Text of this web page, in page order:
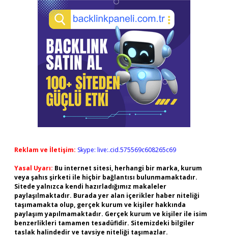
Reklam ve İletişim: Skype: live:.cid.575569c608265c69
Yasal Uyarı: Bu internet sitesi, herhangi bir marka, kurum
veya şahıs şirketi ile hiçbir bağlantısı bulunmamaktadır.
Sitede yalnızca kendi hazırladığımız makaleler
paylaşılmaktadır. Burada yer alan içerikler haber niteliği
taşımamakta olup, gerçek kurum ve kişiler hakkında
paylaşım yapılmamaktadır. Gerçek kurum ve kişiler ile isim
benzerlikleri tamamen tesadüfidir. Sitemizdeki bilgiler
taslak halindedir ve tavsiye niteliği taşımazlar.